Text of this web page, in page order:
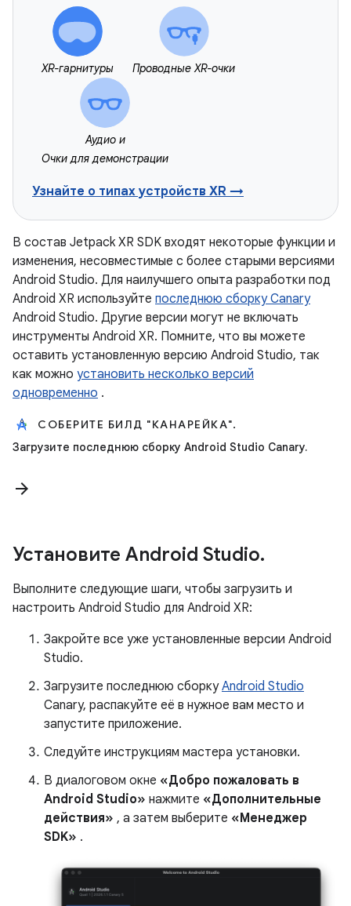
XR-гарнитуры Проводные XR-очки
Аудио и
Очки для демонстрации
Узнайте о типах устройств XR →
В состав Jetpack XR SDK входят некоторые функции и
изменения, несовместимые с более старыми версиями
Android Studio. Для наилучшего опыта разработки под
Android XR используйте последнюю сборку Canary
Android Studio. Другие версии могут не включать
инструменты Android XR. Помните, что вы можете
оставить установленную версию Android Studio, так
как можно установить несколько версий
одновременно .
СОБЕРИТЕ БИЛД "КАНАРЕЙКА".
Загрузите последнюю сборку Android Studio Canary.
arrow_forward
Установите Android Studio.
Выполните следующие шаги, чтобы загрузить и
настроить Android Studio для Android XR:
Закройте все уже установленные версии Android
Studio.
Загрузите последнюю сборкуAndroid Studio
Canary, распакуйте её в нужное вам место и
запустите приложение.
Следуйте инструкциям мастера установки.
В диалоговом окне «Добро пожаловать в
Android Studio» нажмите «Дополнительные
действия» , а затем выберите «Менеджер
SDK» .